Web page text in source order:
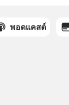
พอดแคสต์